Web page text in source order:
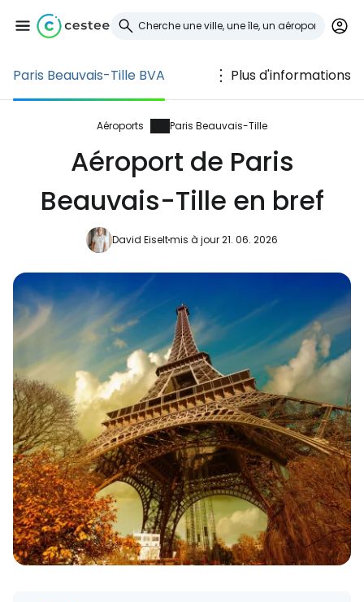
Paris Beauvais-Tille BVA Plus d'informations
Aéroports Paris Beauvais-Tille
Aéroport de Paris
Beauvais-Tille en bref
David Eiseltmis à jour 21. 06. 2026
Se connecter à
Cestee
... la communauté mondiale des voyageurs
Continuer avec Facebook
Poursuivre avec le courrier
électronique